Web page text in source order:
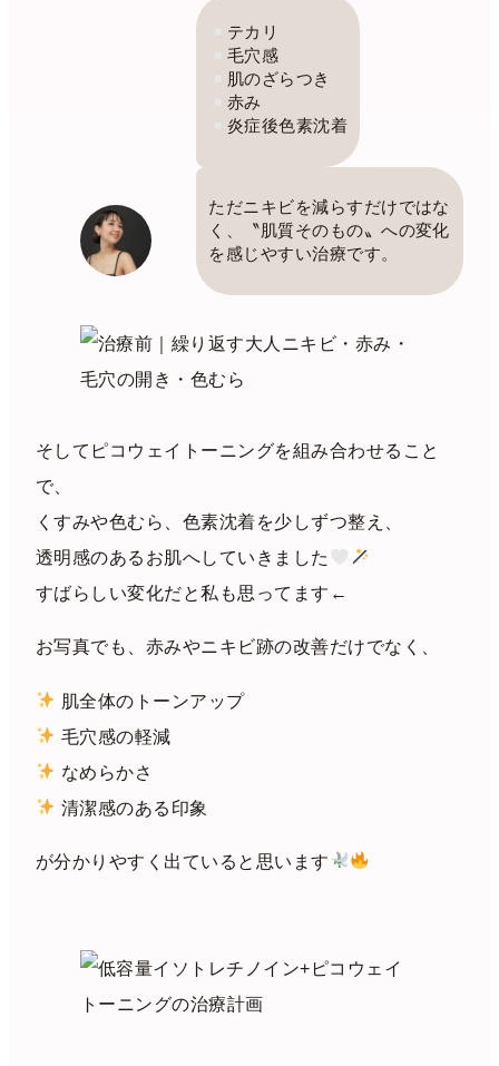
テカリ
毛穴感
肌のざらつき
赤み
炎症後色素沈着
ただニキビを減らすだけではな
く、〝肌質そのもの〟への変化
を感じやすい治療です。
そしてピコウェイトーニングを組み合わせること
で、
くすみや色むら、色素沈着を少しずつ整え、
透明感のあるお肌へしていきました
すばらしい変化だと私も思ってます←
お写真でも、赤みやニキビ跡の改善だけでなく、
肌全体のトーンアップ
毛穴感の軽減
なめらかさ
清潔感のある印象
が分かりやすく出ていると思います